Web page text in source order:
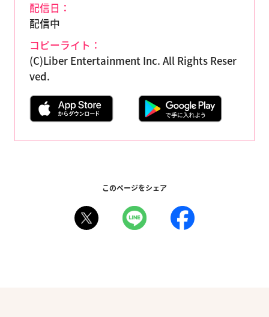
配信日：
配信中
コピーライト：
(C)Liber Entertainment Inc. All Rights Reser
ved.
このページをシェア